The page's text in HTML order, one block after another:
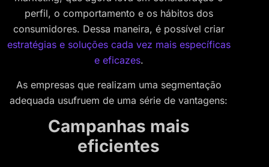
perfil, o comportamento e os hábitos dos
consumidores. Dessa maneira, é possível criar
estratégias e soluções cada vez mais específicas
e eficazes.
As empresas que realizam uma segmentação
adequada usufruem de uma série de vantagens:
Campanhas mais
eficientes